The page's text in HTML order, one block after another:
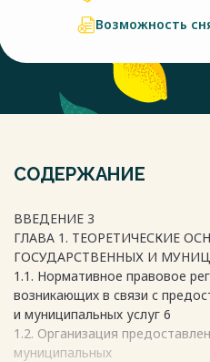
Возможность
СОДЕРЖАНИЕ
ВВЕДЕНИЕ 3
ГЛАВА 1. ТЕОРЕТИЧЕСКИЕ
ГОСУДАРСТВЕННЫХ И
1.1. Нормативное правовое
возникающих в связи с
и муниципальных услуг 6
1.2. Организация
муниципальных